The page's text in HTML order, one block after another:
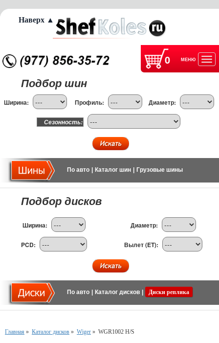
0 МЕНЮ
Подбор шин
Ширина: Профиль: Диаметр:
Сезонность:
По авто Каталог шин Грузовые шины
Подбор дисков
Ширина: Диаметр:
PCD: Вылет (ET):
По авто Каталог дисков Диски реплика
Главная » Каталог дисков » Wiger » WGR1002 H/S
Наверх ▲